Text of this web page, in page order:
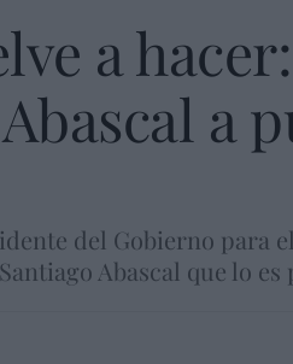
a
a
del Gobierno para
Abascal que lo es